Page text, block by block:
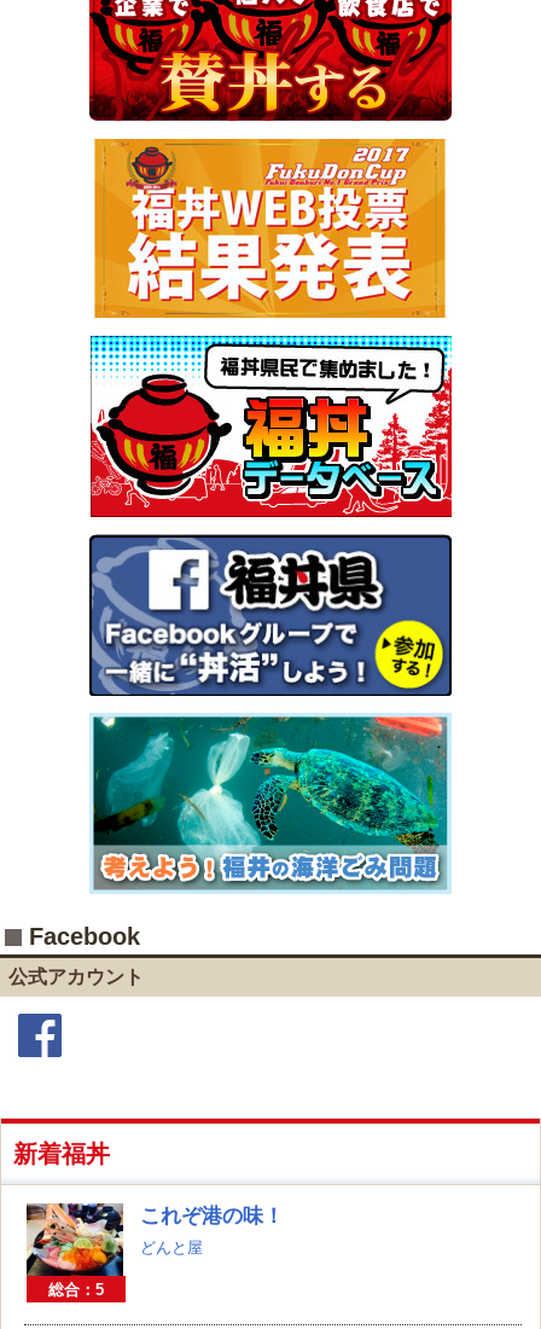
Facebook
公式アカウント
新着福丼
総合：5
これぞ港の味！
どんと屋